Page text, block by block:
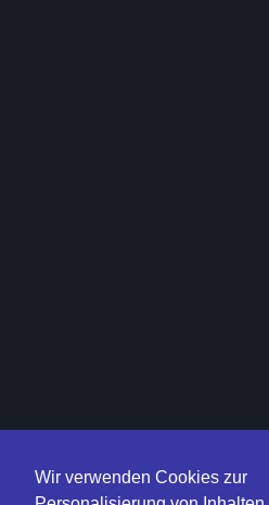
Wir verwenden Cookies zur